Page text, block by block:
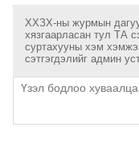
ХХЗХ-ны журмын дагуу
хязгаарласан тул ТА
суртахууны хэм
сэтгэгдэлийг админ